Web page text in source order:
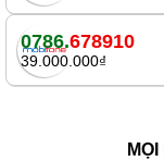
0786.678910
39.000.000₫